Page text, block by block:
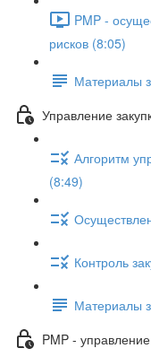
PMP -
рисков (8:05)
Материалы
Управление
Алгоритм
(8:49)
Контроль
Материалы
PMP -